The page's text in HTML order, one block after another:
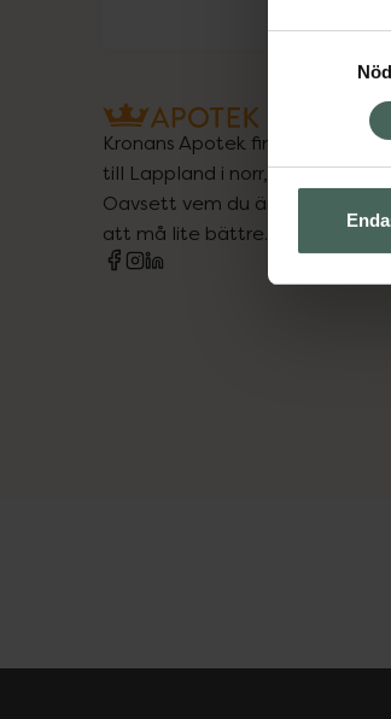
Kronans Apotek finns här för
till Lappland i norr, och online i
Oavsett vem du är så är det
att må lite bättre. Välkommen